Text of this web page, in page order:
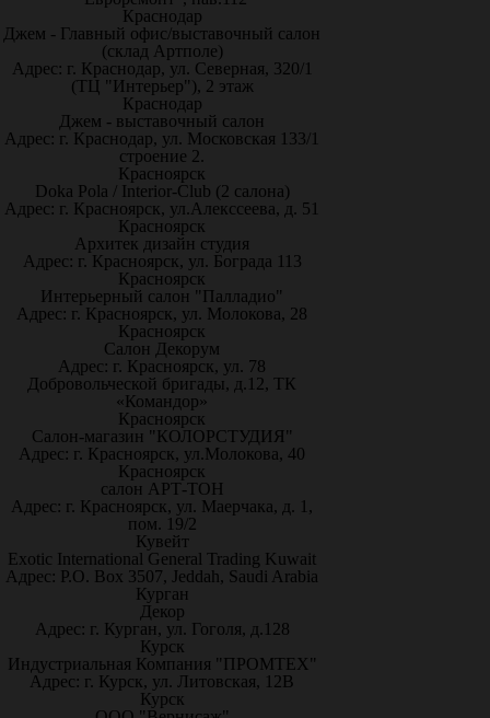
Краснодар
Джем - Главный офис/выставочный салон
(склад Артполе)
Адрес: г. Краснодар, ул. Северная, 320/1
(ТЦ "Интерьер"), 2 этаж
Краснодар
Джем - выставочный салон
Адрес: г. Краснодар, ул. Московская 133/1
строение 2.
Красноярск
Doka Pola / Interior-Club (2 салона)
Адрес: г. Красноярск, ул.Алекссеева, д. 51
Красноярск
Архитек дизайн студия
Адрес: г. Красноярск, ул. Бограда 113
Красноярск
Интерьерный салон "Палладио"
Адрес: г. Красноярск, ул. Молокова, 28
Красноярск
Салон Декорум
Адрес: г. Красноярск, ул. 78
Добровольческой бригады, д.12, ТК
«Командор»
Красноярск
Салон-магазин "КОЛОРСТУДИЯ"
Адрес: г. Красноярск, ул.Молокова, 40
Красноярск
салон АРТ-ТОН
Адрес: г. Красноярск, ул. Маерчака, д. 1,
пом. 19/2
Кувейт
Exotic International General Trading Kuwait
Адрес: P.O. Box 3507, Jeddah, Saudi Arabia
Курган
Декор
Адрес: г. Курган, ул. Гоголя, д.128
Курск
Индустриальная Компания "ПРОМТЕХ"
Адрес: г. Курск, ул. Литовская, 12В
Курск